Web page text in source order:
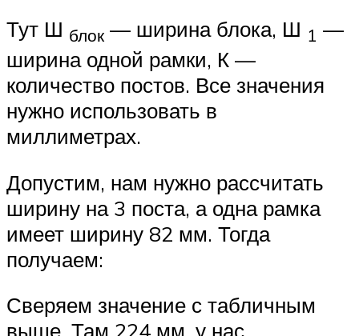
Тут Ш блок — ширина блока, Ш 1 —
ширина одной рамки, К —
количество постов. Все значения
нужно использовать в
миллиметрах.
Допустим, нам нужно рассчитать
ширину на 3 поста, а одна рамка
имеет ширину 82 мм. Тогда
получаем:
Сверяем значение с табличным
выше. Там 224 мм, у нас